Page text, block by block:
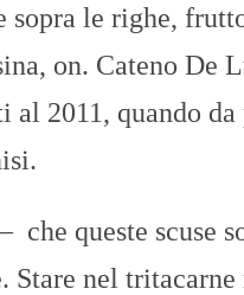
N
sopra le righe,
on. Cateno De
2011, quando
queste scuse
Stare nel